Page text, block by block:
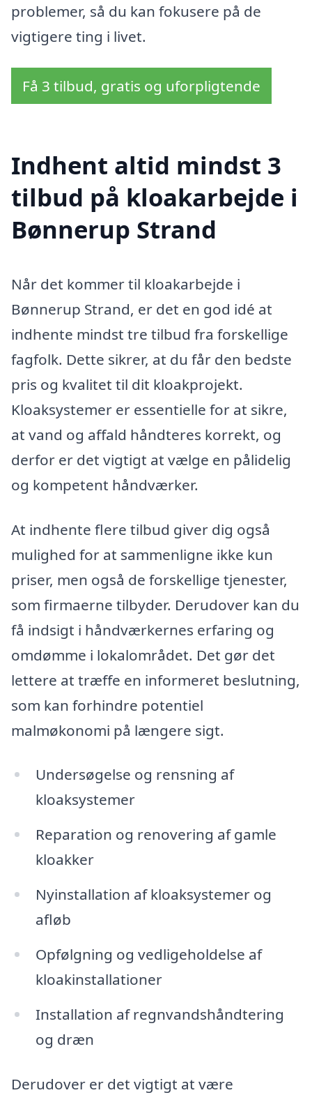
problemer, så du kan fokusere på de
vigtigere ting i livet.
Få 3 tilbud, gratis og uforpligtende
Indhent altid mindst 3
tilbud på kloakarbejde i
Bønnerup Strand
Når det kommer til kloakarbejde i
Bønnerup Strand, er det en god idé at
indhente mindst tre tilbud fra forskellige
fagfolk. Dette sikrer, at du får den bedste
pris og kvalitet til dit kloakprojekt.
Kloaksystemer er essentielle for at sikre,
at vand og affald håndteres korrekt, og
derfor er det vigtigt at vælge en pålidelig
og kompetent håndværker.
At indhente flere tilbud giver dig også
mulighed for at sammenligne ikke kun
priser, men også de forskellige tjenester,
som firmaerne tilbyder. Derudover kan du
få indsigt i håndværkernes erfaring og
omdømme i lokalområdet. Det gør det
lettere at træffe en informeret beslutning,
som kan forhindre potentiel
malmøkonomi på længere sigt.
Undersøgelse og rensning af
kloaksystemer
Reparation og renovering af gamle
kloakker
Nyinstallation af kloaksystemer og
afløb
Opfølgning og vedligeholdelse af
kloakinstallationer
Installation af regnvandshåndtering
og dræn
Derudover er det vigtigt at være